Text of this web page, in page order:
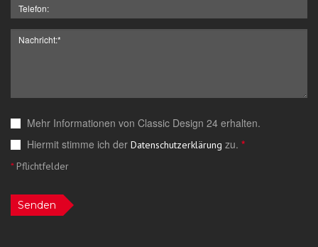
Mehr Informationen von Classic Design 24 erhalten.
Hiermit stimme ich der Datenschutzerklärung zu. *
*Pflichtfelder
Senden